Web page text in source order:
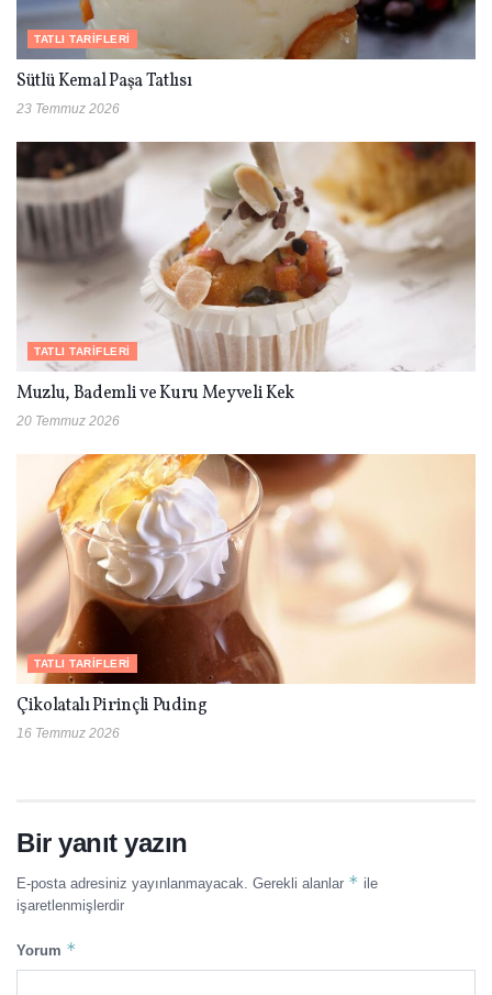
TATLI TARIFLERI
Sütlü Kemal Paşa Tatlısı
23 Temmuz 2026
TATLI TARIFLERI
Muzlu, Bademli ve Kuru Meyveli Kek
20 Temmuz 2026
TATLI TARIFLERI
Çikolatalı Pirinçli Puding
16 Temmuz 2026
Bir yanıt yazın
E-posta adresiniz yayınlanmayacak. Gerekli alanlar * ile
işaretlenmişlerdir
Yorum *